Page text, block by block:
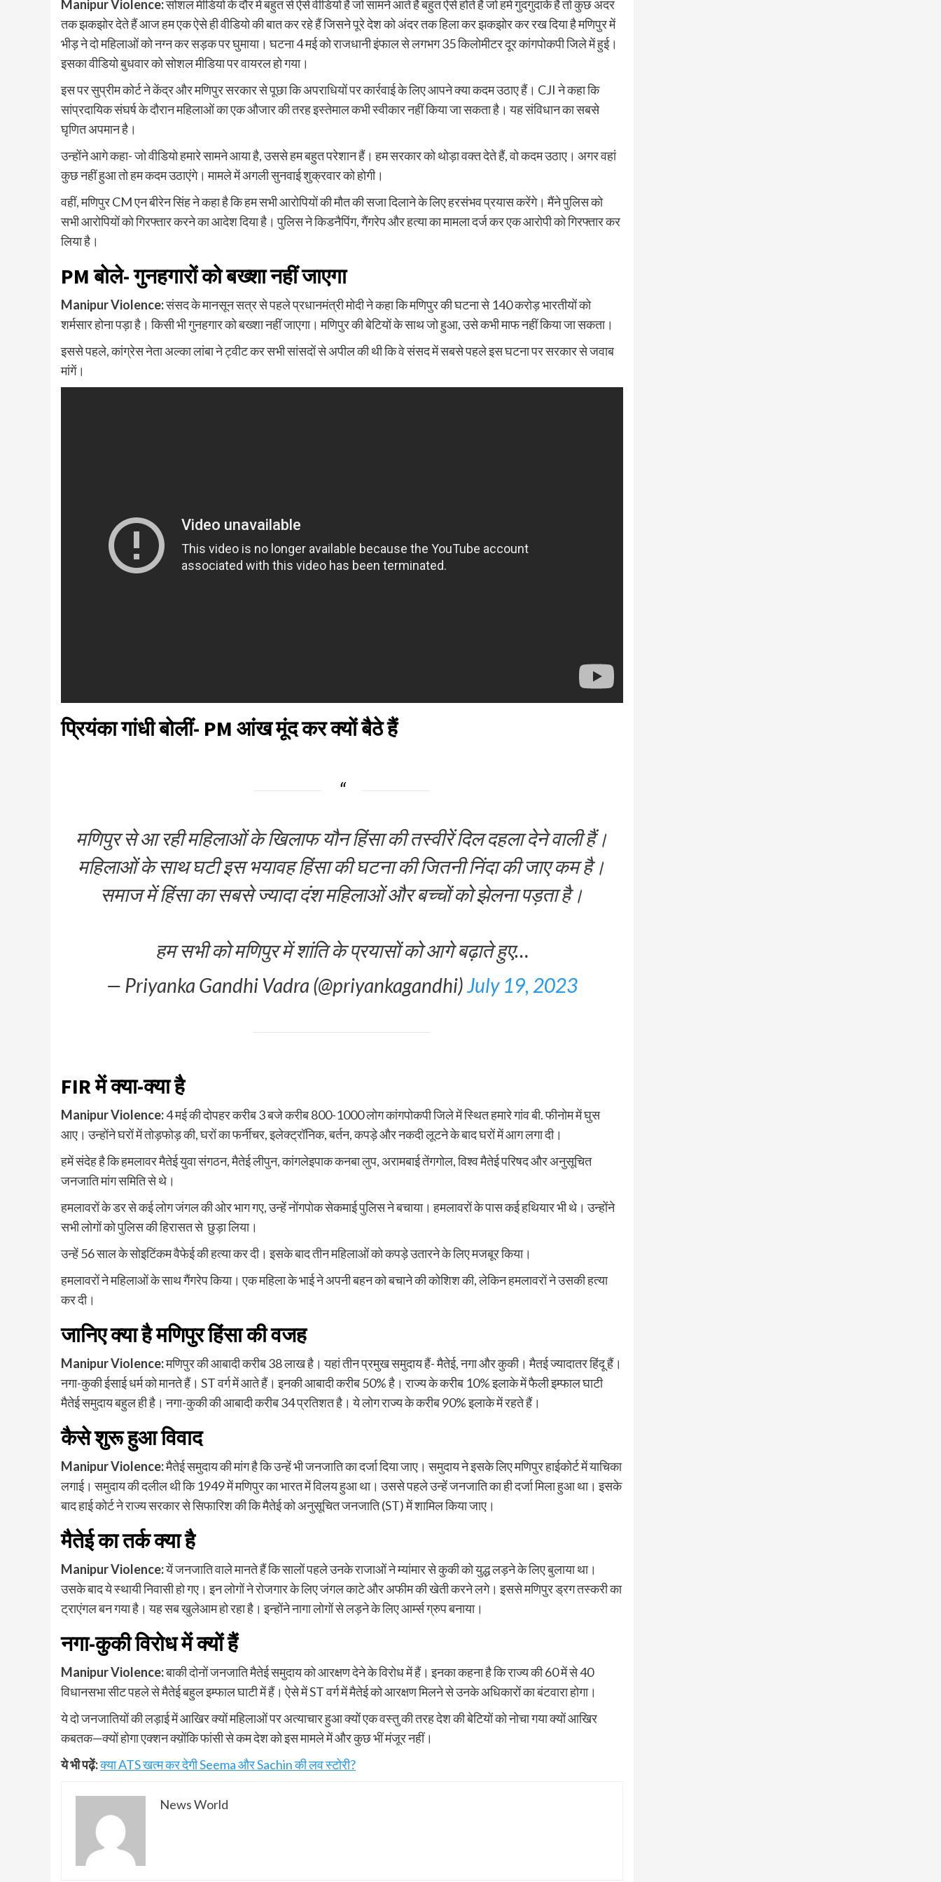
Manipur Violence:सोशल मीडियो के दौर में बहुत से ऐसे वीडियो हैं जो सामने आते हैं बहुत ऐसे होते है जो हमे गुदगुदाके हैं तो कुछ अंदर
तक झकझोर देते हैं आज हम एक ऐसे ही वीडियो की बात कर रहे हैं जिसने पूरे देश को अंदर तक हिला कर झकझोर कर रख दिया है मणिपुर में
भीड़ ने दो महिलाओं को नग्न कर सड़क पर घुमाया। घटना 4 मई को राजधानी इंफाल से लगभग 35 किलोमीटर दूर कांगपोकपी जिले में हुई।
इसका वीडियो बुधवार को सोशल मीडिया पर वायरल हो गया।
इस पर सुप्रीम कोर्ट ने केंद्र और मणिपुर सरकार से पूछा कि अपराधियों पर कार्रवाई के लिए आपने क्या कदम उठाए हैं। CJI ने कहा कि
सांप्रदायिक संघर्ष के दौरान महिलाओं का एक औजार की तरह इस्तेमाल कभी स्वीकार नहीं किया जा सकता है। यह संविधान का सबसे
घृणित अपमान है।
उन्होंने आगे कहा- जो वीडियो हमारे सामने आया है, उससे हम बहुत परेशान हैं। हम सरकार को थोड़ा वक्त देते हैं, वो कदम उठाए। अगर वहां
कुछ नहीं हुआ तो हम कदम उठाएंगे। मामले में अगली सुनवाई शुक्रवार को होगी।
वहीं, मणिपुर CM एन बीरेन सिंह ने कहा है कि हम सभी आरोपियों की मौत की सजा दिलाने के लिए हरसंभव प्रयास करेंगे। मैंने पुलिस को
सभी आरोपियों को गिरफ्तार करने का आदेश दिया है। पुलिस ने किडनैपिंग, गैंगरेप और हत्या का मामला दर्ज कर एक आरोपी को गिरफ्तार कर
लिया है।
PM बोले- गुनहगारों को बख्शा नहीं जाएगा
Manipur Violence:संसद के मानसून सत्र से पहले प्रधानमंत्री मोदी ने कहा कि मणिपुर की घटना से 140 करोड़ भारतीयों को
शर्मसार होना पड़ा है। किसी भी गुनहगार को बख्शा नहीं जाएगा। मणिपुर की बेटियों के साथ जो हुआ, उसे कभी माफ नहीं किया जा सकता।
इससे पहले, कांग्रेस नेता अल्का लांबा ने ट्वीट कर सभी सांसदों से अपील की थी कि वे संसद में सबसे पहले इस घटना पर सरकार से जवाब
मांगें।
प्रियंका गांधी बोलीं- PM आंख मूंद कर क्यों बैठे हैं
मणिपुर से आ रही महिलाओं के खिलाफ यौन हिंसा की तस्वीरें दिल दहला देने वाली हैं।
महिलाओं के साथ घटी इस भयावह हिंसा की घटना की जितनी निंदा की जाए कम है।
समाज में हिंसा का सबसे ज्यादा दंश महिलाओं और बच्चों को झेलना पड़ता है।
हम सभी को मणिपुर में शांति के प्रयासों को आगे बढ़ाते हुए…
— Priyanka Gandhi Vadra (@priyankagandhi)July 19, 2023
FIR में क्या-क्या है
Manipur Violence:4 मई की दोपहर करीब 3 बजे करीब 800-1000 लोग कांगपोकपी जिले में स्थित हमारे गांव बी. फीनोम में घुस
आए। उन्होंने घरों में तोड़फोड़ की, घरों का फर्नीचर, इलेक्ट्रॉनिक, बर्तन, कपड़े और नकदी लूटने के बाद घरों में आग लगा दी।
हमें संदेह है कि हमलावर मैतेई युवा संगठन, मैतेई लीपुन, कांगलेइपाक कनबा लुप, अरामबाई तेंगगोल, विश्व मैतेई परिषद और अनुसूचित
जनजाति मांग समिति से थे।
हमलावरों के डर से कई लोग जंगल की ओर भाग गए, उन्हें नोंगपोक सेकमाई पुलिस ने बचाया। हमलावरों के पास कई हथियार भी थे। उन्होंने
सभी लोगों को पुलिस की हिरासत से छुड़ा लिया।
उन्हें 56 साल के सोइटिंकम वैफेई की हत्या कर दी। इसके बाद तीन महिलाओं को कपड़े उतारने के लिए मजबूर किया।
हमलावरों ने महिलाओं के साथ गैंगरेप किया। एक महिला के भाई ने अपनी बहन को बचाने की कोशिश की, लेकिन हमलावरों ने उसकी हत्या
कर दी।
जानिए क्या है मणिपुर हिंसा की वजह
Manipur Violence:मणिपुर की आबादी करीब 38 लाख है। यहां तीन प्रमुख समुदाय हैं- मैतेई, नगा और कुकी। मैतई ज्यादातर हिंदू हैं।
नगा-कुकी ईसाई धर्म को मानते हैं। ST वर्ग में आते हैं। इनकी आबादी करीब 50% है। राज्य के करीब 10% इलाके में फैली इम्फाल घाटी
मैतेई समुदाय बहुल ही है। नगा-कुकी की आबादी करीब 34 प्रतिशत है। ये लोग राज्य के करीब 90% इलाके में रहते हैं।
कैसे शुरू हुआ विवाद
Manipur Violence:मैतेई समुदाय की मांग है कि उन्हें भी जनजाति का दर्जा दिया जाए। समुदाय ने इसके लिए मणिपुर हाईकोर्ट में याचिका
लगाई। समुदाय की दलील थी कि 1949 में मणिपुर का भारत में विलय हुआ था। उससे पहले उन्हें जनजाति का ही दर्जा मिला हुआ था। इसके
बाद हाई कोर्ट ने राज्य सरकार से सिफारिश की कि मैतेई को अनुसूचित जनजाति (ST) में शामिल किया जाए।
मैतेई का तर्क क्या है
Manipur Violence:यें जनजाति वाले मानते हैं कि सालों पहले उनके राजाओं ने म्यांमार से कुकी काे युद्ध लड़ने के लिए बुलाया था।
उसके बाद ये स्थायी निवासी हो गए। इन लोगों ने रोजगार के लिए जंगल काटे और अफीम की खेती करने लगे। इससे मणिपुर ड्रग तस्करी का
ट्राएंगल बन गया है। यह सब खुलेआम हो रहा है। इन्होंने नागा लोगों से लड़ने के लिए आर्म्स ग्रुप बनाया।
नगा-कुकी विरोध में क्यों हैं
Manipur Violence:बाकी दोनों जनजाति मैतेई समुदाय को आरक्षण देने के विरोध में हैं। इनका कहना है कि राज्य की 60 में से 40
विधानसभा सीट पहले से मैतेई बहुल इम्फाल घाटी में हैं। ऐसे में ST वर्ग में मैतेई को आरक्षण मिलने से उनके अधिकारों का बंटवारा होगा।
ये दो जनजातियों की लड़ाई में आखिर क्यों महिलाओं पर अत्याचार हुआ क्यों एक वस्तु की तरह देश की बेटियों को नोचा गया क्यों आखिर
कबतक—क्यों होगा एक्शन क्य़ोंकि फांसी से कम देश को इस मामले में और कुछ भीं मंजूर नहीं।
ये भी पढ़ें:क्या ATS खत्म कर देगी Seema और Sachin की लव स्टोरी?
News World